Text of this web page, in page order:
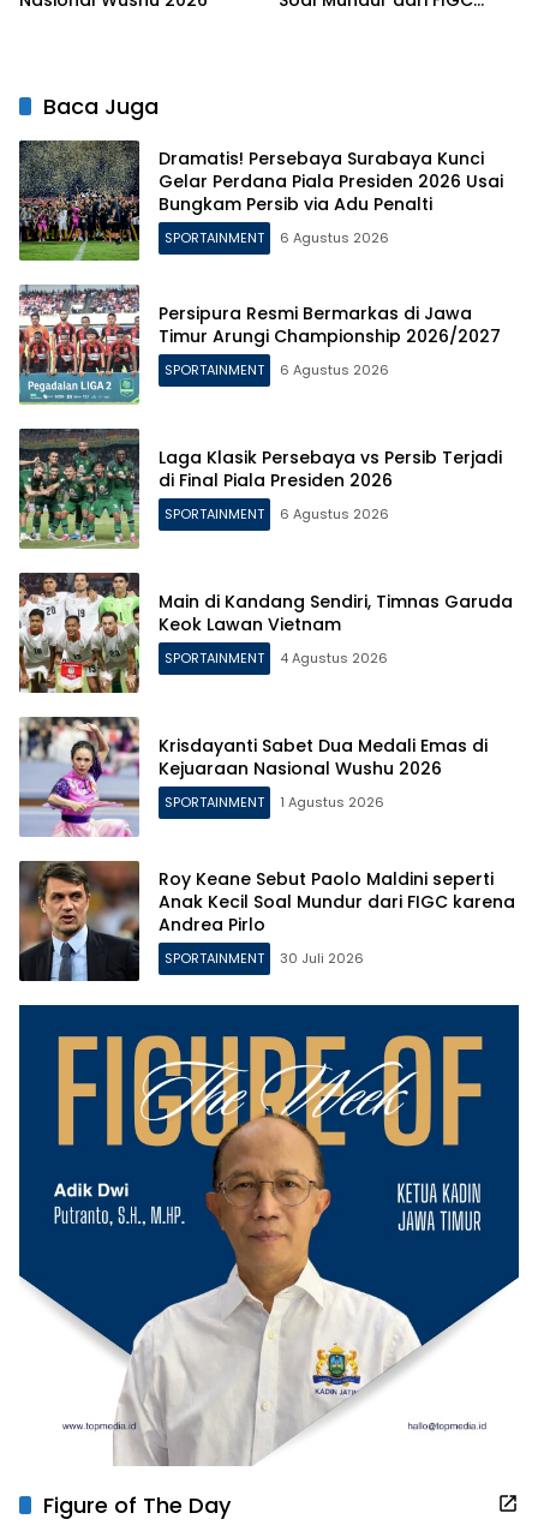
Baca Juga
Dramatis! Persebaya Surabaya Kunci
Gelar Perdana Piala Presiden 2026 Usai
Bungkam Persib via Adu Penalti
SPORTAINMENT 6 Agustus 2026
Persipura Resmi Bermarkas di Jawa
Timur Arungi Championship 2026/2027
SPORTAINMENT 6 Agustus 2026
Laga Klasik Persebaya vs Persib Terjadi
di Final Piala Presiden 2026
SPORTAINMENT 6 Agustus 2026
Main di Kandang Sendiri, Timnas Garuda
Keok Lawan Vietnam
SPORTAINMENT 4 Agustus 2026
Krisdayanti Sabet Dua Medali Emas di
Kejuaraan Nasional Wushu 2026
SPORTAINMENT 1 Agustus 2026
Roy Keane Sebut Paolo Maldini seperti
Anak Kecil Soal Mundur dari FIGC karena
Andrea Pirlo
SPORTAINMENT 30 Juli 2026
Figure of The Day